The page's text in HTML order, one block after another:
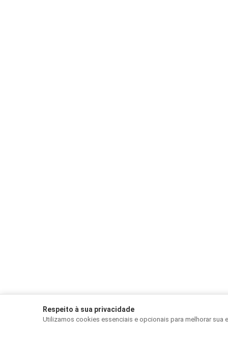
Respeito à sua privacidade
Utilizamos cookies essenciais e opcionais para melhorar sua